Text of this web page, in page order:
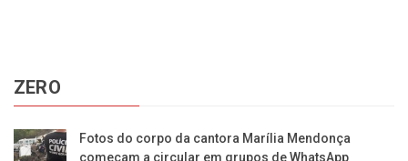
ZERO
Fotos do corpo da cantora Marília Mendonça
começam a circular em grupos de WhatsApp